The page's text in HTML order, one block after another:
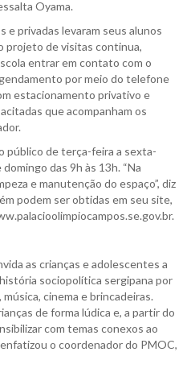
Oyama.
e privadas levaram seus alunos
projeto de visitas continua,
entrar em contato com o
por meio do telefone
estacionamento privativo e
que acompanham os
público de terça-feira a sexta-
das 9h às 13h. “Na
e manutenção do espaço”, diz
podem ser obtidas em seu site,
as crianças e adolescentes a
sociopolítica sergipana por
cinema e brincadeiras.
de forma lúdica e, a partir do
com temas conexos ao
o coordenador do PMOC,